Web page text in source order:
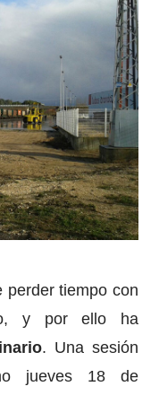
perder tiempo con
y por ello ha
. Una sesión
jueves 18 de